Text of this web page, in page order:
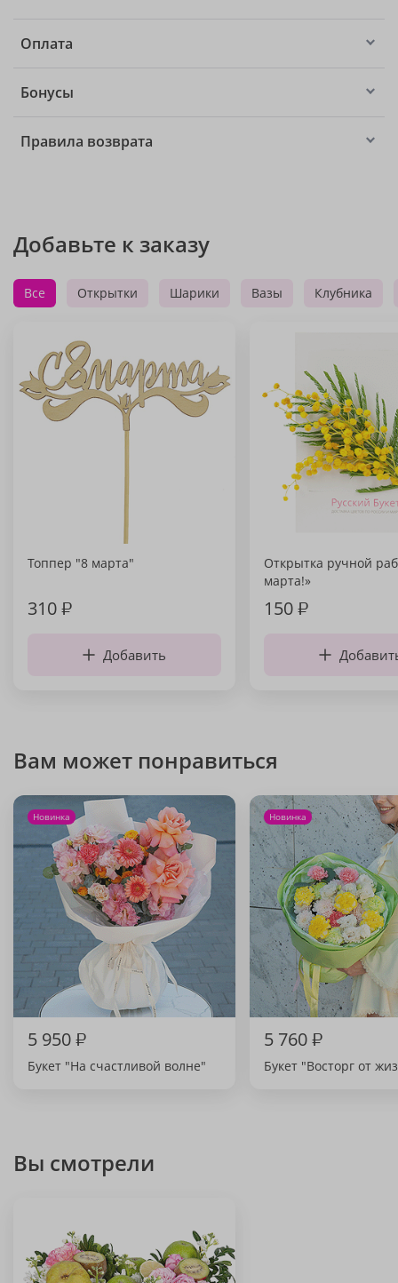
Оплата
Бонусы
Правила возврата
Добавьте к заказу
Все Открытки Шарики Вазы Клубника
Топпер "8 марта"
310₽
Добавить
Открытка ручной
марта!»
150₽
Вам может понравиться
Новинка
5 950₽
Букет "На счастливой волне"
Новинка
5 760₽
Букет "Восторг от
Вы смотрели